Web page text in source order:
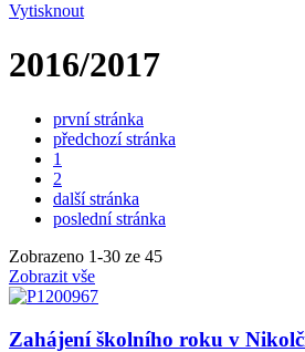
Vytisknout
2016/2017
první stránka
předchozí stránka
1
2
další stránka
poslední stránka
Zobrazeno 1-30 ze 45
Zobrazit vše
Zahájení školního roku v